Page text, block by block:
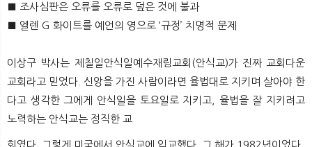
뉴 색
■ 조사심판은 오류를 오류로 덮은 것에 불과
■ 엘렌 G 화이트를 예언의 영으로 ‘규정’ 치명적 문제
이상구 박사는 제칠일안식일예수재림교회(안식교)가 진짜 교회다운
교회라고 믿었다. 신앙을 가진 사람이라면 율법대로 지키며 살아야 한
다고 생각한 그에게 안식일을 토요일로 지키고, 율법을 잘 지키려고
노력하는 안식교는 정직한 교
회였다. 그렇게 미국에서 안식교에 입교했다. 그 해가 1982년이었다.